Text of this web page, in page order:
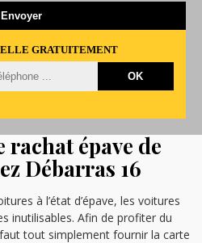
GRATUITEMENT
rachat épave de
Débarras 16
à l’état d’épave, les voitures
inutilisables. Afin de profiter du
tout simplement fournir la carte